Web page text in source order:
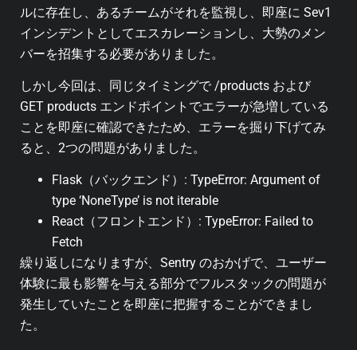
ルに存在し、あるチームがそれを監視し、即座に Sev1
インシデントとしてエスカレーションし、大勢のメン
バーを招集する必要がありました。
しかし今回は、同じタイミングで /products および
GET products エンドポイントでエラーが急増している
ことを即座に確認できたため、エラーを掘り下げてみ
ると、2つの問題がありました。
Flask（バックエンド）: TypeError: Argument of
type ‘NoneType’ is not iterable
React（フロントエンド）: TypeError: Failed to
Fetch
繰り返しになりますが、Sentry のおかげで、ユーザー
体験に最も影響を与える部分でフルスタックの問題が
発生していたことを即座に把握することができまし
た。